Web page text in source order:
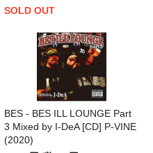
SOLD OUT
BES - BES ILL LOUNGE Part
3 Mixed by I-DeA [CD] P-VINE
(2020)